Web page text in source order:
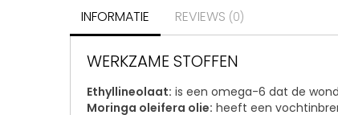
INFORMATIE REVIEWS (0)
WERKZAME STOFFEN
Ethyllineolaat: is een omega-6 dat de
Moringa oleifera olie: heeft een